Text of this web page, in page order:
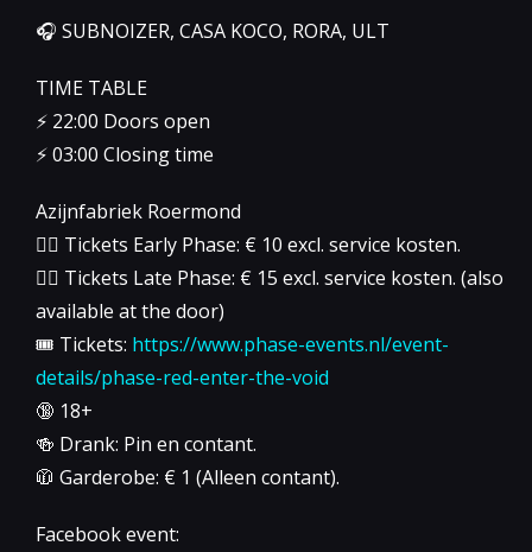
🎧 SUBNOIZER, CASA KOCO, RORA, ULT
TIME TABLE
⚡️ 22:00 Doors open
⚡️ 03:00 Closing time
Azijnfabriek Roermond
👉🏻 Tickets Early Phase: € 10 excl. service kosten.
👉🏻 Tickets Late Phase: € 15 excl. service kosten. (also
available at the door)
🎟️ Tickets: https://www.phase-events.nl/event-
details/phase-red-enter-the-void
🔞 18+
🍻 Drank: Pin en contant.
🧥 Garderobe: € 1 (Alleen contant).
Facebook event: